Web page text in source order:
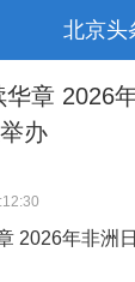
北京头
章 2026
办
2026年非洲